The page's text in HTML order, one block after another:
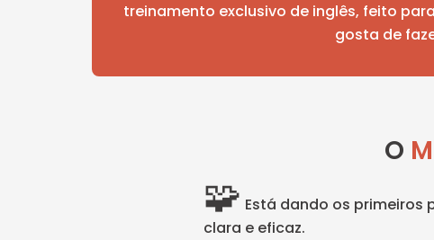
treinamento exclusivo de inglês, feito
gosta de
O
🧩 Está dando os primeiros
clara e eficaz.